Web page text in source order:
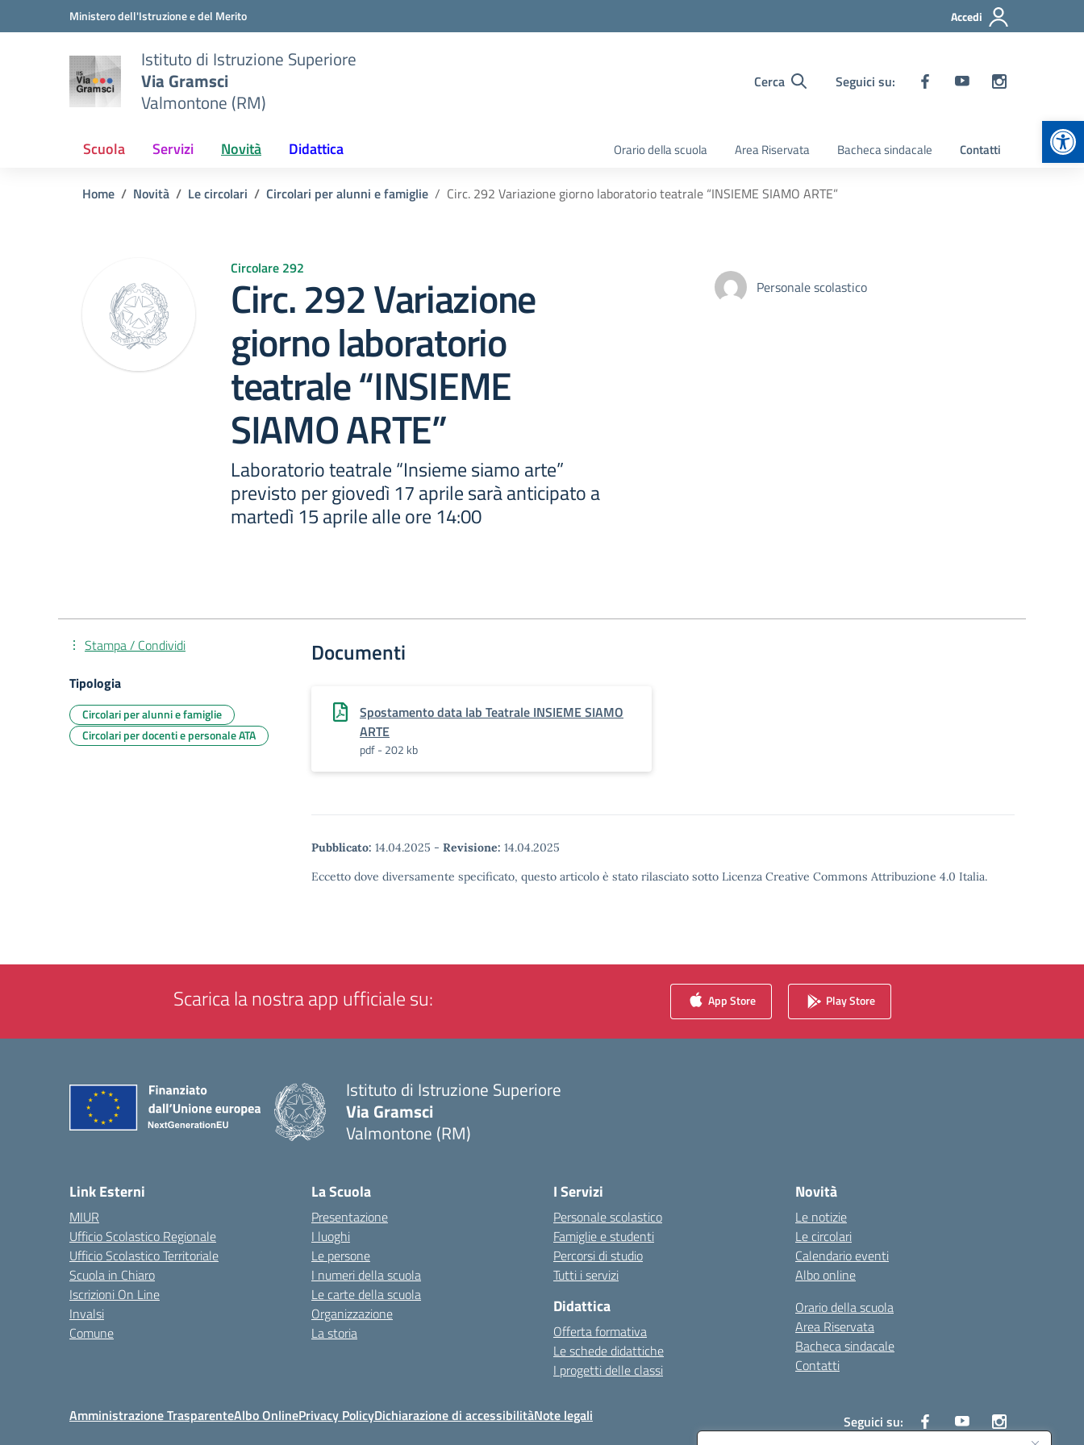
Vai ai contenuti
Vai al menu di navigazioneMinistero dell'Istruzione e del Merito Accedi
Istituto di Istruzione Superiore
Via Gramsci
Valmontone (RM)
Cerca Seguici su:
Scuola Servizi Novità Didattica Orario della scuola Area Riservata Bacheca sindacale Contatti
Home Novità Le circolari Circolari per alunni e famiglie Circ. 292 Variazione giorno laboratorio teatrale “INSIEME SIAMO ARTE”
Circolare 292
Circ. 292 Variazione
giorno laboratorio
teatrale “INSIEME
SIAMO ARTE”
Laboratorio teatrale “Insieme siamo arte”
previsto per giovedì 17 aprile sarà anticipato a
martedì 15 aprile alle ore 14:00
Personale scolastico
Documenti
Spostamento data lab Teatrale INSIEME SIAMO
ARTE
pdf - 202 kb
Pubblicato: 14.04.2025 - Revisione: 14.04.2025
Eccetto dove diversamente specificato, questo articolo è stato rilasciato sotto Licenza Creative Commons Attribuzione 4.0 Italia.
Stampa / Condividi
Tipologia
Circolari per alunni e famiglie
Circolari per docenti e personale ATA
Scarica la nostra app ufficiale su: App Store Play Store
Istituto di Istruzione Superiore
Via Gramsci
Valmontone (RM)
Link Esterni
MIUR
Ufficio Scolastico Regionale
Ufficio Scolastico Territoriale
Scuola in Chiaro
Iscrizioni On Line
Invalsi
Comune
La Scuola
Presentazione
I luoghi
Le persone
I numeri della scuola
Le carte della scuola
Organizzazione
La storia
I Servizi
Personale scolastico
Famiglie e studenti
Percorsi di studio
Tutti i servizi
Didattica
Offerta formativa
Le schede didattiche
I progetti delle classi
Novità
Le notizie
Le circolari
Calendario eventi
Albo online
Orario della scuola
Area Riservata
Bacheca sindacale
Contatti
Amministrazione TrasparenteAlbo OnlinePrivacy PolicyDichiarazione di accessibilitàNote legali Seguici su: